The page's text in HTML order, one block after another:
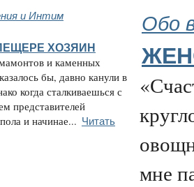
и Интим Обо
ХОЗЯИН
и каменных
бы, давно канули в
когда сталкиваешься с
представителей
и начинае... Читать
мне